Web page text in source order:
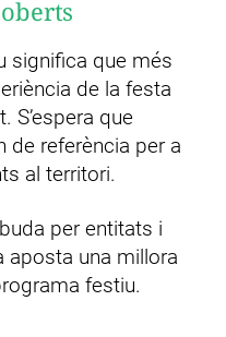
significa que més
de la festa
que
de referència per a
al territori.
per entitats i
aposta una millora
festiu.